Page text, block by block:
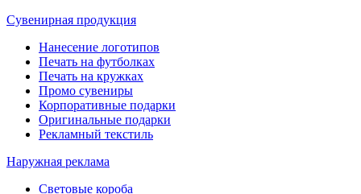
Сувенирная продукция
Нанесение логотипов
Печать на футболках
Печать на кружках
Промо сувениры
Корпоративные подарки
Оригинальные подарки
Рекламный текстиль
Наружная реклама
Световые короба